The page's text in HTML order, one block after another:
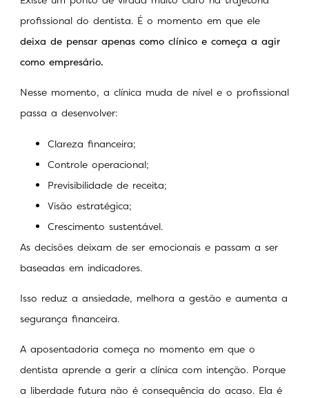
profissional do dentista. É o momento em que ele
deixa de pensar apenas como clínico e começa a agir
como empresário.
Nesse momento, a clínica muda de nível e o profissional
passa a desenvolver:
Clareza financeira;
Controle operacional;
Previsibilidade de receita;
Visão estratégica;
Crescimento sustentável.
As decisões deixam de ser emocionais e passam a ser
baseadas em indicadores.
Isso reduz a ansiedade, melhora a gestão e aumenta a
segurança financeira.
A aposentadoria começa no momento em que o
dentista aprende a gerir a clínica com intenção. Porque
a liberdade futura não é consequência do acaso. Ela é